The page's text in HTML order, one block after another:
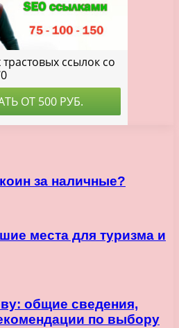
за наличные?
места для туризма и
общие сведения,
по выбору